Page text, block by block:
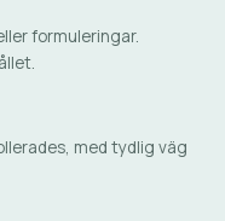
formuleringar.
med tydlig väg